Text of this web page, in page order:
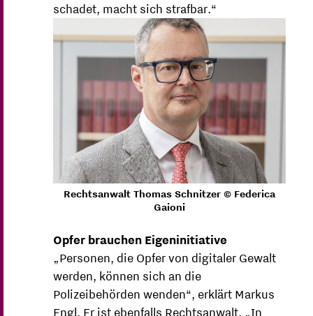
schadet, macht sich strafbar.“
Rechtsanwalt Thomas Schnitzer © Federica
Gaioni
Opfer brauchen Eigeninitiative
„Personen, die Opfer von digitaler Gewalt
werden, können sich an die
Polizeibehörden wenden“, erklärt Markus
Engl. Er ist ebenfalls Rechtsanwalt. „In